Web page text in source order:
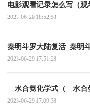
电影观看记录怎么写（
2023-06-29 18:52:53
秦明斗罗大陆复活_秦明
2023-06-29 17:51:28
一水合氨化学式（一水合
2023-06-29 17:09:38